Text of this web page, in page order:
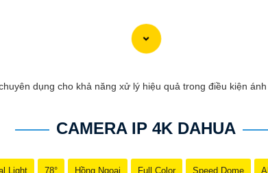
và chất lượng vượt trội. Với hình ảnh sắc nét và tính
định và chất lượng vượt trội của Camera Dahua chính
dụng cho khả năng xử lý hiệu quả trong điều kiện
CAMERA IP 4K DAHUA
Light 78° Hồng Ngoại Full Color Speed Dome